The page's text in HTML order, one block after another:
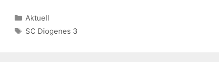
Kategorien
Aktuell
Schlagwörter
SC Diogenes 3